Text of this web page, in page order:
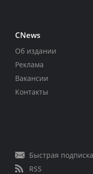
CNews
Об издании
Реклама
Вакансии
Контакты
Быстрая
RSS